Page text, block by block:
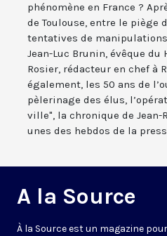
phénomène en France ?
de Toulouse, entre le piège
tentatives de
Jean-Luc Brunin, évêque du
Rosier, rédacteur en chef à
également, les 50 ans de
pèlerinage des élus,
ville", la chronique de Jean-
unes des hebdos de la
A la Source
À la Source est un magazine